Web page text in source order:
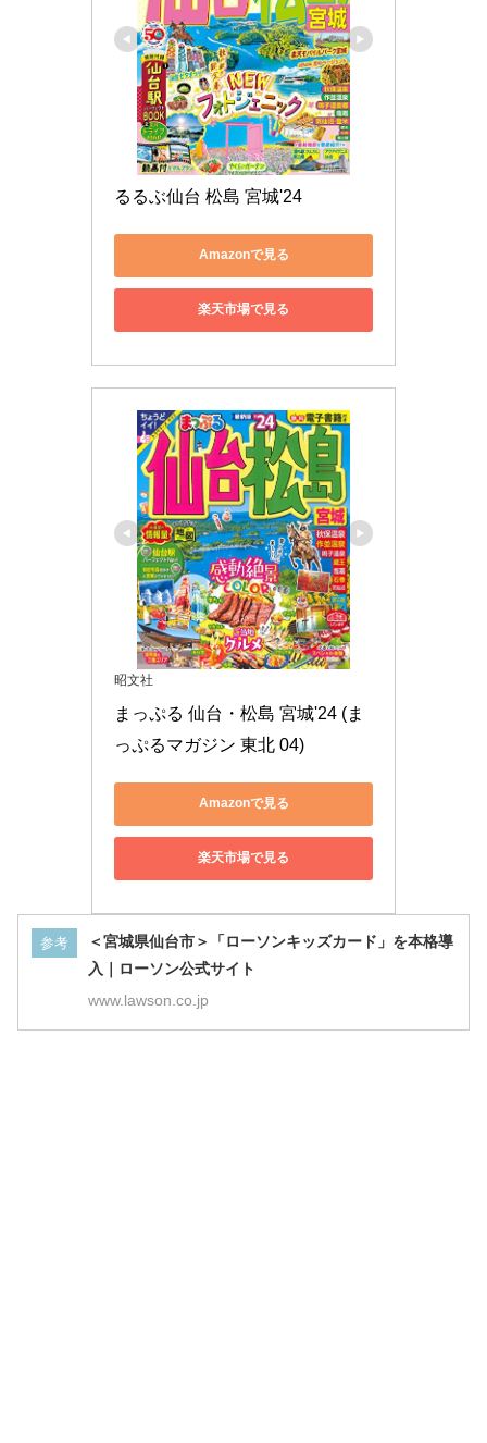
るるぶ仙台 松島 宮城'24
Amazonで見る
楽天市場で見る
昭文社
まっぷる 仙台・松島 宮城'24 (ま
っぷるマガジン 東北 04)
Amazonで見る
楽天市場で見る
参考
＜宮城県仙台市＞「ローソンキッズカード」を本格導
入｜ローソン公式サイト
www.lawson.co.jp